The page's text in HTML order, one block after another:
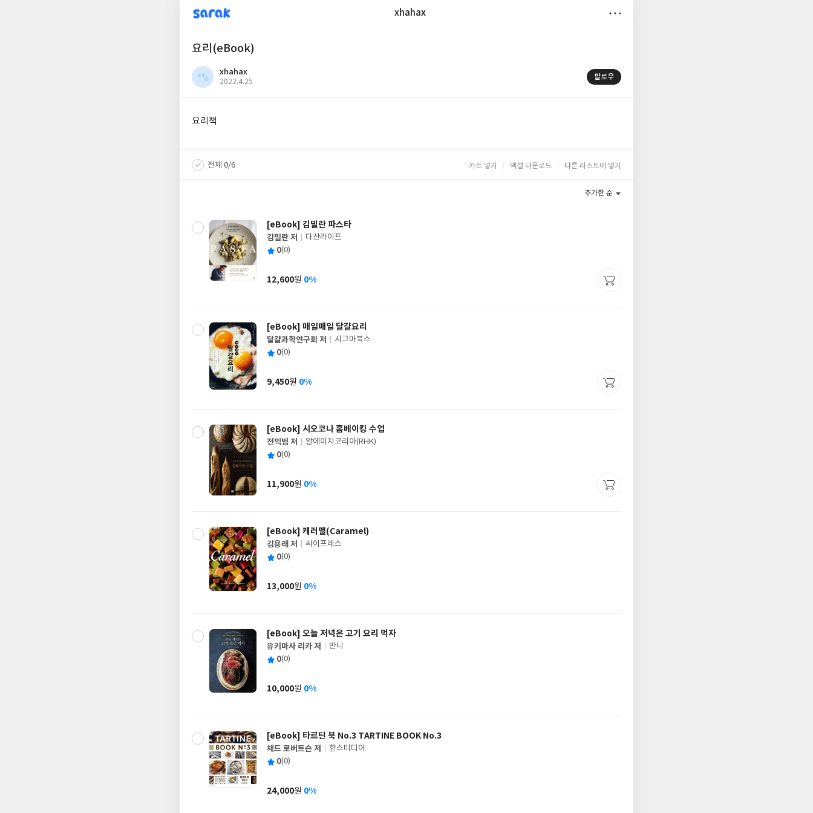
sarak xhahax
요리(eBook)
xhahax
작
2022.4.25
팔로우
요리책
전체 0/6 카트 넣기 엑셀 다운로드 다른 리스트에 넣기
추가한 순
[eBook] 김밀란 파스타
글
쓴
김밀란 저
출
사
다산라이프
평 0(0)
가
12,600원 0%
[eBook] 매일매일 달걀요리
글
쓴
달걀과학연구회 저
출
사
시그마북스
평 0(0)
가
9,450원 0%
[eBook] 시오코나 홈베이킹 수업
글
쓴
전익범 저
출
사
알에이치코리아(RHK)
평 0(0)
가
11,900원 0%
[eBook] 캐러멜(Caramel)
글
쓴
김용래 저
출
사
싸이프레스
평 0(0)
가
13,000원 0%
[eBook] 오늘 저녁은 고기 요리 먹자
글
쓴
유키마사 리카 저
출
사
반니
평 0(0)
가
10,000원 0%
[eBook] 타르틴 북 No.3 TARTINE BOOK No.3
글
쓴
채드 로버트슨 저
출
사
한스미디어
평 0(0)
가
24,000원 0%